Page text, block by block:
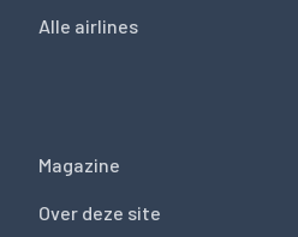
Alle airlines
Magazine
Over deze site